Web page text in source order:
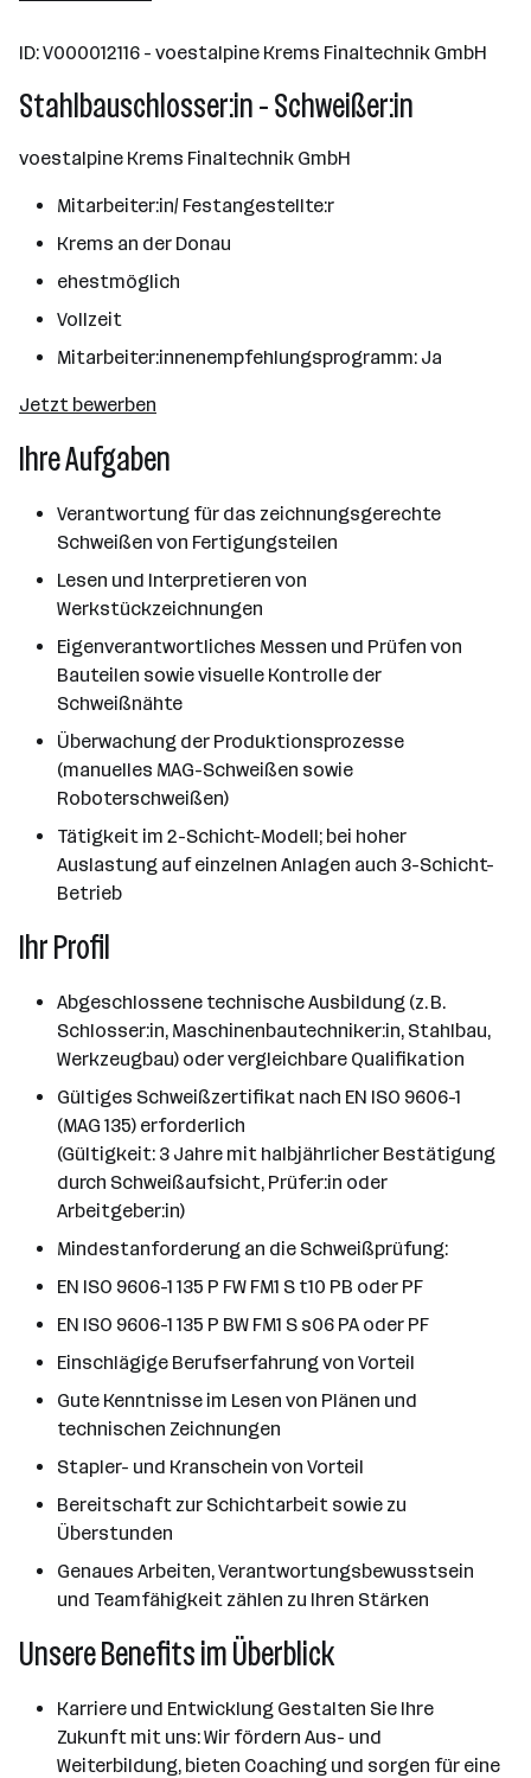
Linz
ID: V000012116 - voestalpine Krems Finaltechnik GmbH
Stahlbauschlosser:in - Schweißer:in
voestalpine Krems Finaltechnik GmbH
Mitarbeiter:in/ Festangestellte:r
Krems an der Donau
ehestmöglich
Vollzeit
Mitarbeiter:innenempfehlungsprogramm: Ja
Jetzt bewerben
Ihre Aufgaben
Verantwortung für das zeichnungsgerechte
Schweißen von Fertigungsteilen
Lesen und Interpretieren von
Werkstückzeichnungen
Eigenverantwortliches Messen und Prüfen von
Bauteilen sowie visuelle Kontrolle der
Schweißnähte
Überwachung der Produktionsprozesse
(manuelles MAG-Schweißen sowie
Roboterschweißen)
Tätigkeit im 2-Schicht-Modell; bei hoher
Auslastung auf einzelnen Anlagen auch 3-Schicht-
Betrieb
Ihr Profil
Abgeschlossene technische Ausbildung (z. B.
Schlosser:in, Maschinenbautechniker:in, Stahlbau,
Werkzeugbau) oder vergleichbare Qualifikation
Gültiges Schweißzertifikat nach EN ISO 9606-1
(MAG 135) erforderlich
(Gültigkeit: 3 Jahre mit halbjährlicher Bestätigung
durch Schweißaufsicht, Prüfer:in oder
Arbeitgeber:in)
Mindestanforderung an die Schweißprüfung:
EN ISO 9606-1 135 P FW FM1 S t10 PB oder PF
EN ISO 9606-1 135 P BW FM1 S s06 PA oder PF
Einschlägige Berufserfahrung von Vorteil
Gute Kenntnisse im Lesen von Plänen und
technischen Zeichnungen
Stapler- und Kranschein von Vorteil
Bereitschaft zur Schichtarbeit sowie zu
Überstunden
Genaues Arbeiten, Verantwortungsbewusstsein
und Teamfähigkeit zählen zu Ihren Stärken
Unsere Benefits im Überblick
Karriere und Entwicklung Gestalten Sie Ihre
Zukunft mit uns: Wir fördern Aus- und
Weiterbildung, bieten Coaching und sorgen für eine